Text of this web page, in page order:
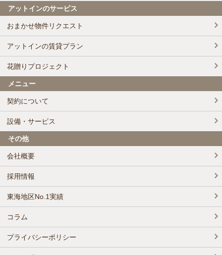
アットインのサービス
おまかせ物件リクエスト
アットインの賃貸プラン
花贈りプロジェクト
メニュー
契約について
設備・サービス
その他
会社概要
採用情報
東海地区No.1実績
コラム
プライバシーポリシー